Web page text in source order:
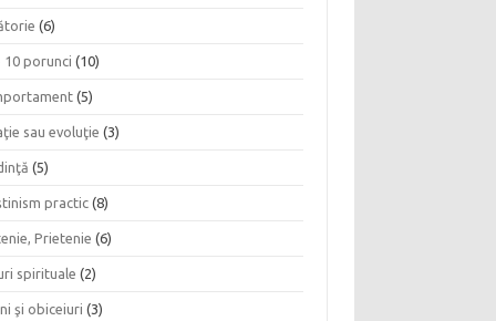
(6)
10 porunci (10)
(5)
sau evoluţie (3)
(5)
practic (8)
Prietenie (6)
spirituale (2)
şi obiceiuri (3)